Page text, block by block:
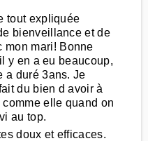
tout expliquée
bienveillance et de
mon mari! Bonne
y en a eu beaucoup,
a duré 3ans. Je
du bien d avoir à
elle quand on
au top.
doux et efficaces.